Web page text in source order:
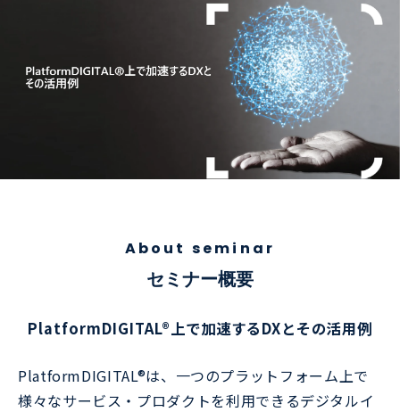
About seminar
セミナー概要
PlatformDIGITAL®上で加速するDXとその活用例
PlatformDIGITAL®は、一つのプラットフォーム上で
様々なサービス・プロダクトを利用できるデジタルイ